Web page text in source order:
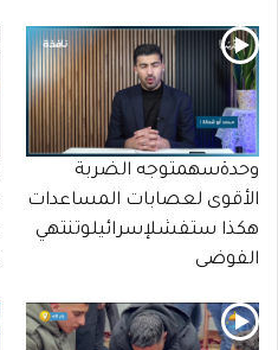
وحدةسهمتوجه الضربة
الأقوى لعصابات المساعدات
هكذا ستفشلإسرائيلوتنتهي
الفوضى